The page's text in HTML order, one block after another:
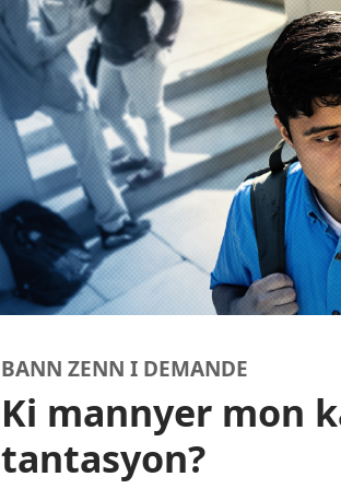
BANN ZENN I DEMANDE
Ki mannyer mon
tantasyon?